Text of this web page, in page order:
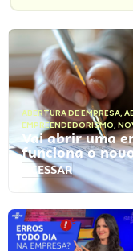
ABERTURA DE EMPRESA,
EMPREENDEDORISMO,
Vai abrir uma
funciona o
ACESSAR